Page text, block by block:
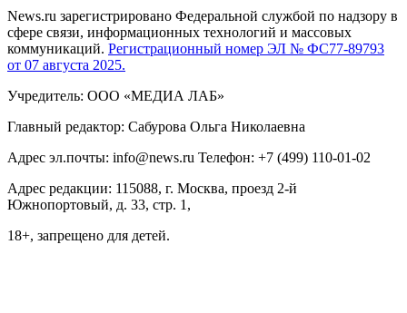
News.ru зарегистрировано Федеральной службой по надзору в
сфере связи, информационных технологий и массовых
коммуникаций. Регистрационный номер ЭЛ № ФС77-89793
от 07 августа 2025.
Учредитель: ООО «МЕДИА ЛАБ»
Главный редактор: Сабурова Ольга Николаевна
Адрес эл.почты: info@news.ru Телефон: +7 (499) 110-01-02
Адрес редакции: 115088, г. Москва, проезд 2-й
Южнопортовый, д. 33, стр. 1,
18+, запрещено для детей.